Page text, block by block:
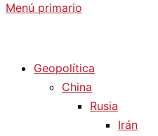
Menú primario
Geopolítica
China
Rusia
Irán